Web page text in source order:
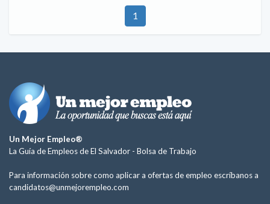
1
Un Mejor Empleo®
La Guía de Empleos de El Salvador - Bolsa de Trabajo
Para información sobre como aplicar a ofertas de empleo escríbanos a
candidatos@unmejorempleo.com